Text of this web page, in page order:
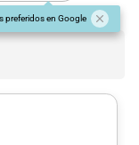
preferidos en Google